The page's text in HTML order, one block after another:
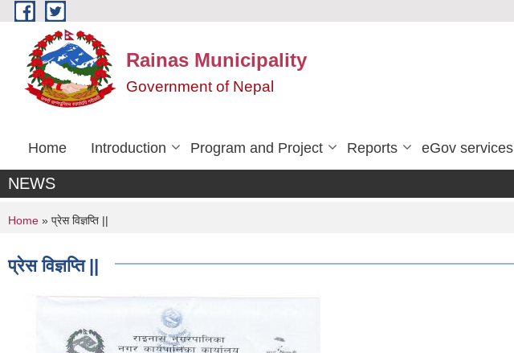
Skip to main content
Rainas Municipality
Government of Nepal
Home Introduction Program and Project Reports eGov services
NEWS
You are here
Home » प्रेस विज्ञप्ति ||
प्रेस विज्ञप्ति ||